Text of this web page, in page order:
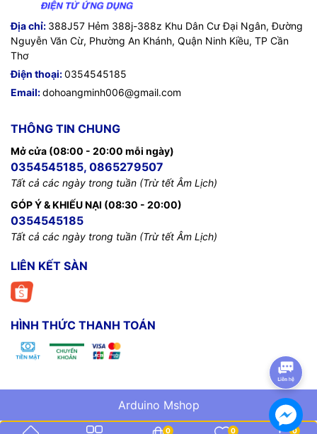
Địa chỉ: 388J57 Hẻm 388j-388z Khu Dân Cư Đại Ngân, Đường
Nguyễn Văn Cừ, Phường An Khánh, Quận Ninh Kiều, TP Cần
Thơ
Điện thoại:0354545185
Email:dohoangminh006@gmail.com
THÔNG TIN CHUNG
Mở cửa (08:00 - 20:00 mỗi ngày)
0354545185, 0865279507
Tất cả các ngày trong tuần (Trừ tết Âm Lịch)
GÓP Ý & KHIẾU NẠI (08:30 - 20:00)
0354545185
Tất cả các ngày trong tuần (Trừ tết Âm Lịch)
LIÊN KẾT SÀN
HÌNH THỨC THANH TOÁN
Arduino Mshop
0 0 0